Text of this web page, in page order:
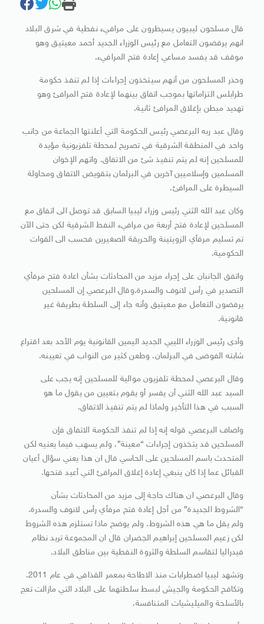
قال مسلحون ليبيون يسيطرون على مرافيء نفطية في شرق البلاد
انهم يرفضون التعامل مع رئيس الوزراء الجديد أحمد معيتيق وهو
موقف قد يفسد مساعي إعادة فتح المرافيء.
وحذر المسلحون من أنهم سيتخذون إجراءات إذا لم تنفذ حكومة
طرابلس التزاماتها بموجب اتفاق بينهما لإعادة فتح المرافئ وهو
تهديد مبطن بإغلاق المرافئ ثانية.
وقال عبد ربه البرعصي رئيس الحكومة التي أعلنتها الجماعة من جانب
واحد في المنطقة الشرقية في تصريح لمحطة تلفزيونية مؤيدة
للمسلحين إنه لم يتم تنفيذ شئ من الاتفاق. واتهم الإخوان
المسلمين وإسلاميين آخرين في البرلمان بتقويض الاتفاق ومحاولة
السيطرة على المرافئ.
وكان عبد الله الثني رئيس وزراء ليبيا السابق قد توصل الى اتفاق مع
المسلحين لإعادة فتح أربعة من مرافيء النفط الشرقية لكن حتى الآن
تم تسليم مرفأي الزويتينة والحريقة الصغيرين فحسب الى القوات
الحكومية.
واتفق الجانبان على إجراء مزيد من المحادثات بشأن اعادة فتح مرفأي
التصدير في رأس لانوف والسدرة.وقال البرعصي إن المسلحين
يرفضون التعامل مع معيتيق وأنه جاء إلى السلطة بطريقة غير
قانونية.
وأدى رئيس الوزراء الليبي الجديد اليمين القانونية يوم الأحد بعد اقتراع
شابته الفوضى في البرلمان. وطعن كثير من النواب في تعيينه.
وقال البرعصي لمحطة تلفزيون موالية للمسلحين إنه يجب على
السيد عبد الله الثني أن يفسر أو يقوم بتعيين من يقول ما هو
السبب في هذا التأخير ولماذا لم يتم تنفيذ الاتفاق.
واضاف البرعصي قوله إنه إذا لم تنفذ الحكومة الاتفاق فإن
المسلحين قد يتخذون إجراءات “معينة”. ولم يسهب فيما يعنيه لكن
المتحدث باسم المسلحين على الحاسي قال ان هذا يعني سؤال أعيان
القبائل عما إذا كان ينبغي إعادة إغلاق المرافئ التي أعيد فتحها.
وقال البرعصي ان هناك حاجة إلى مزيد من المحادثات بشأن
“الشروط الجديدة” من أجل إعادة فتح مرفأي رأس لانوف والسدرة.
ولم يقل ما هي هذه الشروط. ولم يوضح ماذا تستلزم هذه الشروط
لكن زعيم المسلحين إبراهيم الجضران قال ان المجموعة تريد نظام
فيدراليا لتقاسم السلطة والثروة النفطية بين مناطق البلاد.
وتشهد ليبيا اضطرابات منذ الاطاحة بمعمر القذافي في عام 2011.
وتكافح الحكومة والجيش لبسط سلطتهما على البلاد التي مازالت تعج
بالأسلحة والميليشيات المتنافسة.